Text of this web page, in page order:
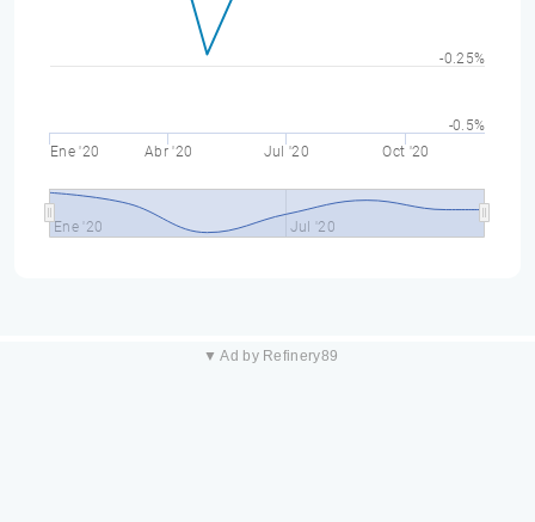
Ene '20 Abr '20 Jul '20 Oct '20
Ene '20 Jul '20
-0.5%
-0.25%
▼ Ad by Refinery89